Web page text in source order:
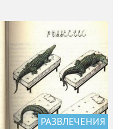
РАЗВЛЕЧЕНИЯ